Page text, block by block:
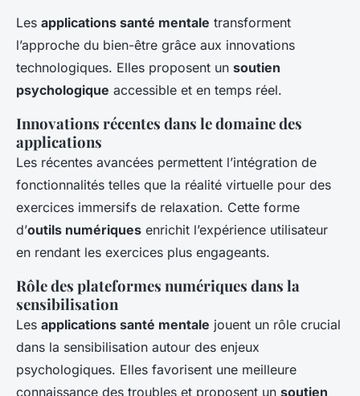
Les applications santé mentale transforment
l’approche du bien-être grâce aux innovations
technologiques. Elles proposent un soutien
psychologique accessible et en temps réel.
Innovations récentes dans le domaine des
applications
Les récentes avancées permettent l’intégration de
fonctionnalités telles que la réalité virtuelle pour des
exercices immersifs de relaxation. Cette forme
d’outils numériques enrichit l’expérience utilisateur
en rendant les exercices plus engageants.
Rôle des plateformes numériques dans la
sensibilisation
Les applications santé mentale jouent un rôle crucial
dans la sensibilisation autour des enjeux
psychologiques. Elles favorisent une meilleure
connaissance des troubles et proposent un soutien